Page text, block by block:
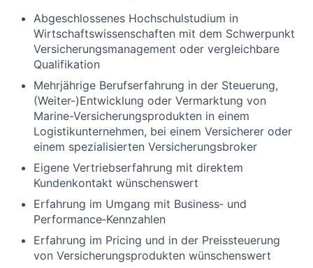
Abgeschlossenes Hochschulstudium in
Wirtschaftswissenschaften mit dem Schwerpunkt
Versicherungsmanagement oder vergleichbare
Qualifikation
Mehrjährige Berufserfahrung in der Steuerung,
(Weiter-)Entwicklung oder Vermarktung von
Marine-Versicherungsprodukten in einem
Logistikunternehmen, bei einem Versicherer oder
einem spezialisierten Versicherungsbroker
Eigene Vertriebserfahrung mit direktem
Kundenkontakt wünschenswert
Erfahrung im Umgang mit Business‑ und
Performance‑Kennzahlen
Erfahrung im Pricing und in der Preissteuerung
von Versicherungsprodukten wünschenswert